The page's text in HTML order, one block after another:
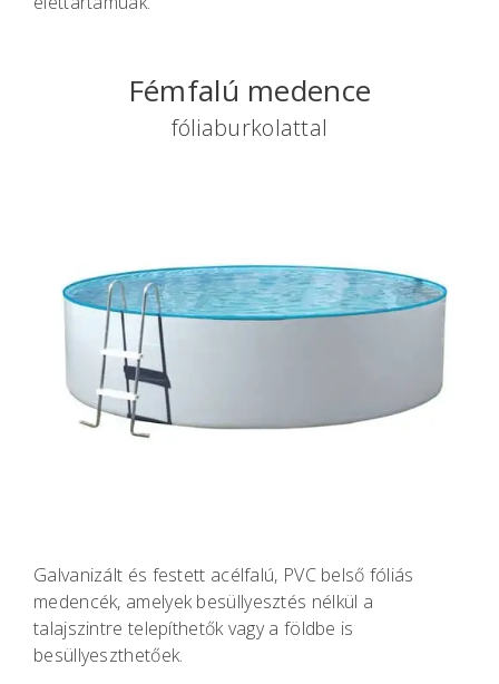
Fémfalú medence
fóliaburkolattal
Galvanizált és festett acélfalú, PVC belső fóliás
medencék, amelyek besüllyesztés nélkül a
talajszintre telepíthetők vagy a földbe is
besüllyeszthetőek.